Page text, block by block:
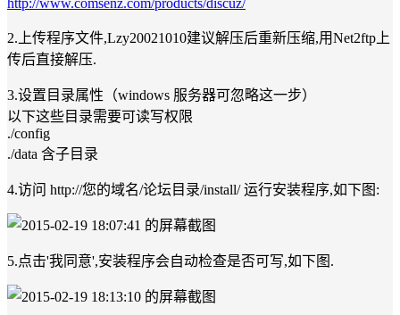
2.上传程序文件,Lzy20021010建议解压后重新压缩,用Net2ftp上
传后直接解压.
3.设置目录属性（windows 服务器可忽略这一步）
以下这些目录需要可读写权限
./config
./data 含子目录
4.访问 http://您的域名/论坛目录/install/ 运行安装程序,如下图:
5.点击'我同意',安装程序会自动检查是否可写,如下图.